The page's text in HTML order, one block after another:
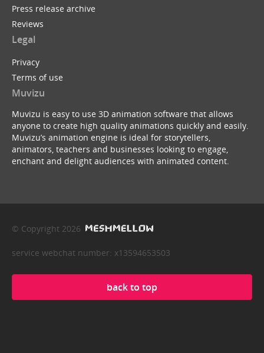
Press release archive
Reviews
Legal
Privacy
Terms of use
Muvizu
Muvizu is easy to use 3D animation software that allows
anyone to create high quality animations quickly and easily.
Muvizu’s animation engine is ideal for storytellers,
animators, teachers and businesses looking to engage,
enchant and delight audiences with animated content.
© Copyright 2026
service webchat number: x13594653503
back to top